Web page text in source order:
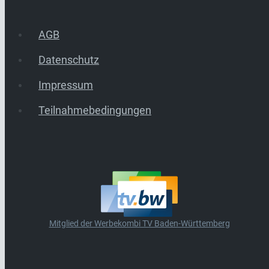
AGB
Datenschutz
Impressum
Teilnahmebedingungen
Mitglied der Werbekombi TV Baden-Württemberg